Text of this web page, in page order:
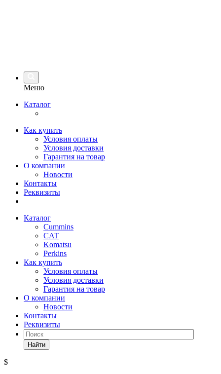
Меню
Каталог
Как купить
Условия оплаты
Условия доставки
Гарантия на товар
О компании
Новости
Контакты
Реквизиты
Каталог
Cummins
CAT
Komatsu
Perkins
Как купить
Условия оплаты
Условия доставки
Гарантия на товар
О компании
Новости
Контакты
Реквизиты
Найти
$